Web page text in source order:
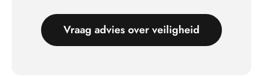
Vraag advies over veiligheid